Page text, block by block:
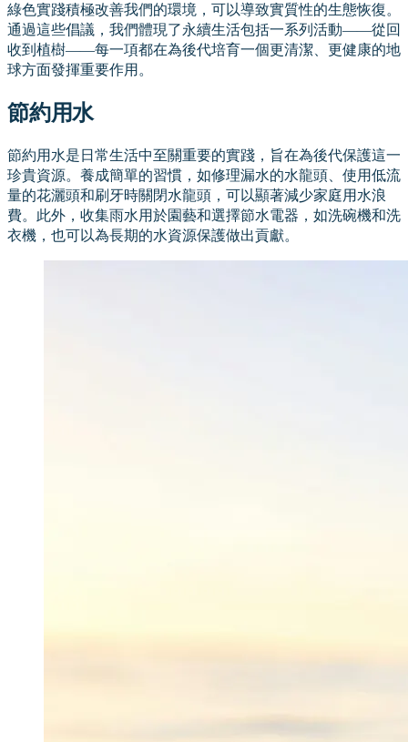
綠色實踐積極改善我們的環境，可以導致實質性的生態恢復。
通過這些倡議，我們體現了永續生活包括一系列活動——從回
收到植樹——每一項都在為後代培育一個更清潔、更健康的地
球方面發揮重要作用。
節約用水
節約用水是日常生活中至關重要的實踐，旨在為後代保護這一
珍貴資源。養成簡單的習慣，如修理漏水的水龍頭、使用低流
量的花灑頭和刷牙時關閉水龍頭，可以顯著減少家庭用水浪
費。此外，收集雨水用於園藝和選擇節水電器，如洗碗機和洗
衣機，也可以為長期的水資源保護做出貢獻。